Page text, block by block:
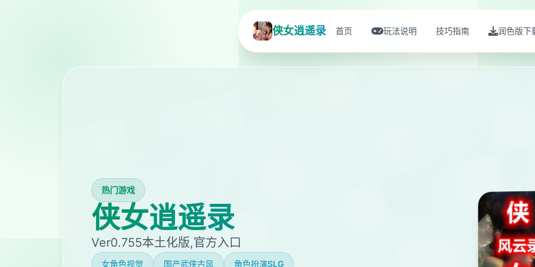
侠女逍遥录 首页 玩法说明 技巧指南 润色版下
热门游戏
侠女逍遥录
Ver0.755本土化版,官方入口
女角色视觉 国产武侠古风 角色扮演SLG